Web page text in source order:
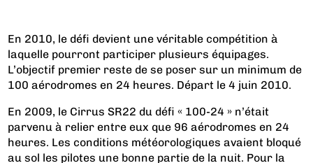
En 2010, le défi devient une véritable compétition à
laquelle pourront participer plusieurs équipages.
L’objectif premier reste de se poser sur un minimum de
100 aérodromes en 24 heures. Départ le 4 juin 2010.
En 2009, le Cirrus SR22 du défi « 100-24 » n’était
parvenu à relier entre eux que 96 aérodromes en 24
heures. Les conditions météorologiques avaient bloqué
au sol les pilotes une bonne partie de la nuit. Pour la